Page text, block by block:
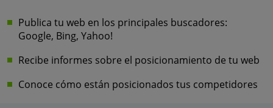
Publica tu web en los principales buscadores:
Google, Bing, Yahoo!
Recibe informes sobre el posicionamiento de tu web
Conoce cómo están posicionados tus competidores